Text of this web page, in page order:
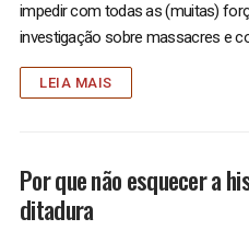
impedir com todas as (muitas)
investigação sobre massacres e
LEIA MAIS
Por que não esquecer a
ditadura